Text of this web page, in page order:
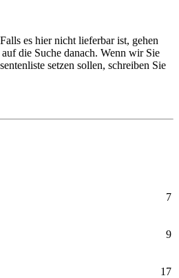
Falls es hier nicht lieferbar ist, gehen
die Suche danach. Wenn wir Sie
setzen sollen, schreiben Sie
7
9
17